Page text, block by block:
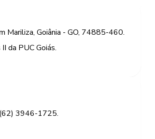
Mariliza, Goiânia - GO, 74885-460.
da PUC Goiás.
3946-1725.